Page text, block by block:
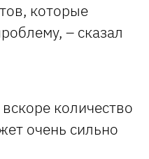
которые
– сказал
количество
очень сильно